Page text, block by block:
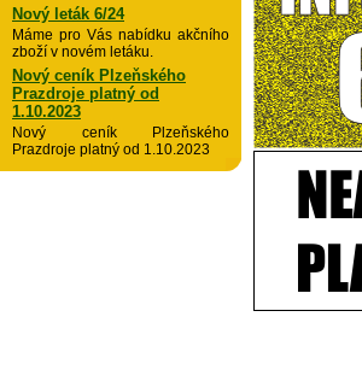
Nový leták 6/24
Máme pro Vás nabídku akčního
zboží v novém letáku.
Nový ceník Plzeňského
Prazdroje platný od
1.10.2023
Nový ceník Plzeňského
Prazdroje platný od 1.10.2023